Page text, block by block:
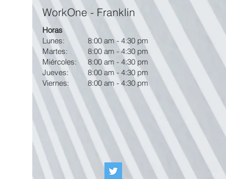
WorkOne - Franklin
Horas
Lunes:
Martes:
Miércoles:
Jueves:
Viernes:
8:00 am - 4:30 pm
8:00 am - 4:30 pm
8:00 am - 4:30 pm
8:00 am - 4:30 pm
8:00 am - 4:30 pm